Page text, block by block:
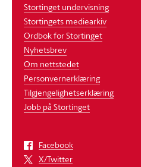
Stortinget undervisning
Stortingets mediearkiv
Ordbok for Stortinget
Nyhetsbrev
Om nettstedet
Personvernerklæring
Tilgjengelighetserklæring
Jobb på Stortinget
Facebook
X/Twitter